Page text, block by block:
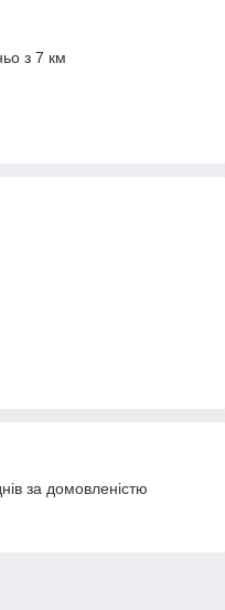
з 7 км
за домовленістю